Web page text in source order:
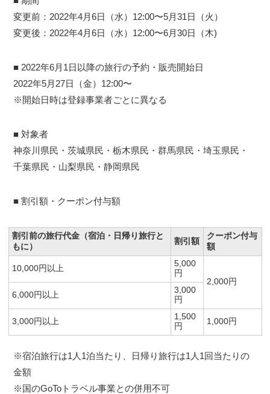
変更前：2022年4月6日（水）12:00〜5月31日（火）
変更後：2022年4月6日（水）12:00〜6月30日（木)
■ 2022年6月1日以降の旅行の予約・販売開始日
2022年5月27日（金）12:00〜
※開始日時は登録事業者ごとに異なる
■ 対象者
神奈川県民・茨城県民・栃木県民・群馬県民・埼玉県民・
千葉県民・山梨県民・静岡県民
■ 割引額・クーポン付与額
割引前の旅行代金（宿泊・日帰り旅行と
もに）
割引額
クーポン付与
額
10,000円以上
5,000
円
2,000円
6,000円以上
3,000
円
3,000円以上
1,500
円
1,000円
※宿泊旅行は1人1泊当たり、日帰り旅行は1人1回当たりの
金額
※国のGoToトラベル事業との併用不可